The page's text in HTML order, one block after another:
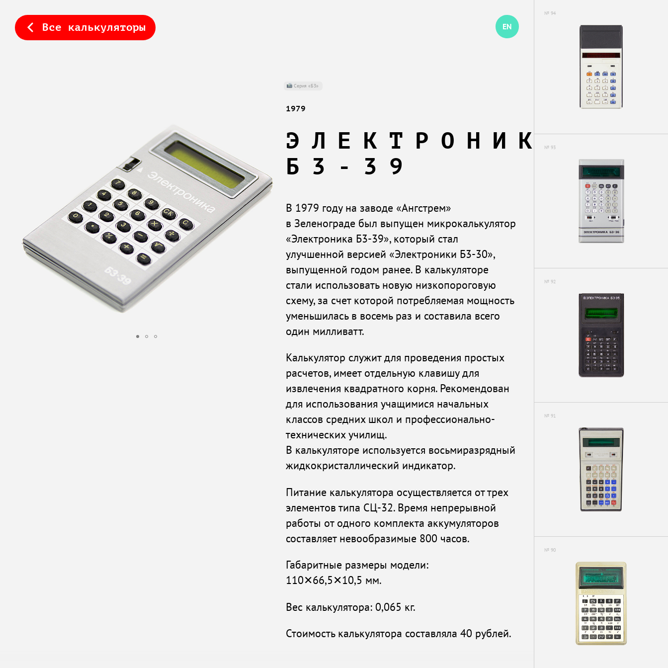
EN
Все калькуляторы
Серия «Б3»
1979
ЭЛЕКТРОНИКА
Б3-39
В 1979 году на заводе «Ангстрем»
в Зеленограде был выпущен микрокалькулятор
«Электроника Б3-39», который стал
улучшенной версией «Электроники Б3-30»,
выпущенной годом ранее. В калькуляторе
стали использовать новую низкопороговую
схему, за счет которой потребляемая мощность
уменьшилась в восемь раз и составила всего
один милливатт.
Калькулятор служит для проведения простых
расчетов, имеет отдельную клавишу для
извлечения квадратного корня. Рекомендован
для использования учащимися начальных
классов средних школ и профессионально-
технических училищ.
В калькуляторе используется восьмиразрядный
жидкокристаллический индикатор.
Питание калькулятора осуществляется от трех
элементов типа СЦ-32. Время непрерывной
работы от одного комплекта аккумуляторов
составляет невообразимые 800 часов.
Габаритные размеры модели:
110✕66,5✕10,5 мм.
Вес калькулятора: 0,065 кг.
Стоимость калькулятора составляла 40 рублей.
№ 94
№ 93
№ 92
№ 91
№ 90